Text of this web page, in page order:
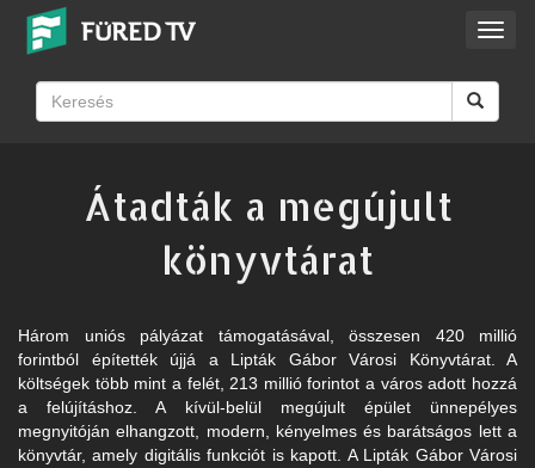
Átadták a megújult
könyvtárat
Három uniós pályázat támogatásával, összesen 420 millió
forintból építették újjá a Lipták Gábor Városi Könyvtárat. A
költségek több mint a felét, 213 millió forintot a város adott hozzá
a felújításhoz. A kívül-belül megújult épület ünnepélyes
megnyitóján elhangzott, modern, kényelmes és barátságos lett a
könyvtár, amely digitális funkciót is kapott. A Lipták Gábor Városi